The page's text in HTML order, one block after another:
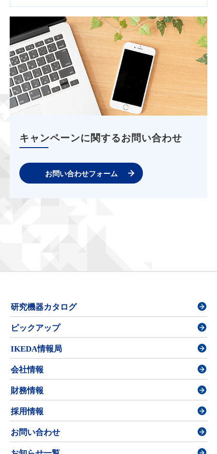
キャンペーンに関するお問い合わせ
お問い合わせフォーム
研究機器カタログ
ピックアップ
IKEDA情報局
会社情報
財務情報
採用情報
お問い合わせ